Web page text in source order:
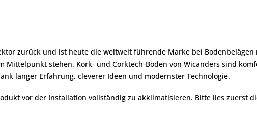
zurück und ist heute die weltweit führende Marke bei
stehen. Kork- und Corktech-Böden von Wicanders sind
langer Erfahrung, cleverer Ideen und modernster Technologie.
vor der Installation vollständig zu akklimatisieren. Bitte lies zuerst